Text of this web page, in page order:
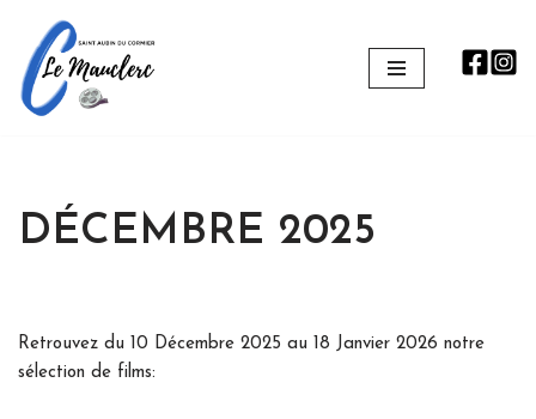
Aller
au
contenu
DÉCEMBRE 2025
Retrouvez du 10 Décembre 2025 au 18 Janvier 2026 notre
sélection de films: